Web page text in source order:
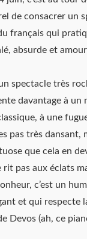
de consacrer un
français qui
absurde et
spectacle très
davantage à un
à une
pas très dansant,
que cela en
rit pas aux éclats
c’est un
et qui respecte
Devos (ah, ce